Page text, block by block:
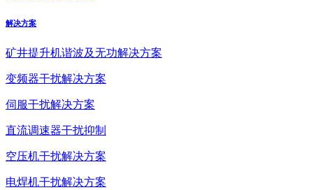
解决方案
矿井提升机谐波及无功解决方案
变频器干扰解决方案
伺服干扰解决方案
直流调速器干扰抑制
空压机干扰解决方案
电焊机干扰解决方案